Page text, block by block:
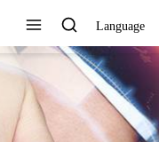
Language